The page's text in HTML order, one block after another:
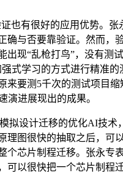
也有很好的应用优势。张
确与否要靠验证。然而，
出现“乱枪打鸟”，没有测
强式学习的方式进行精准
来要测5千次的测试项目缩
演进展现出的成果。
拟设计迁移的优化AI技术
理图很快的抽取之后，可
个芯片制程迁移。张永专
可以很快把一个芯片制程